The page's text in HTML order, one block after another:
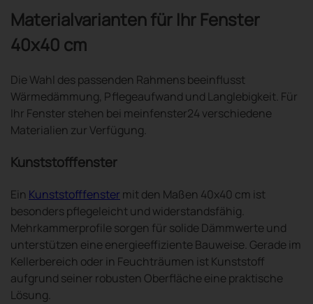
Materialvarianten für Ihr Fenster
40x40 cm
Die Wahl des passenden Rahmens beeinflusst
Wärmedämmung, Pflegeaufwand und Langlebigkeit. Für
Ihr Fenster stehen bei meinfenster24 verschiedene
Materialien zur Verfügung.
Kunststofffenster
Ein Kunststofffenster mit den Maßen 40x40 cm ist
besonders pflegeleicht und widerstandsfähig.
Mehrkammerprofile sorgen für solide Dämmwerte und
unterstützen eine energieeffiziente Bauweise. Gerade im
Kellerbereich oder in Feuchträumen ist Kunststoff
aufgrund seiner robusten Oberfläche eine praktische
Lösung.